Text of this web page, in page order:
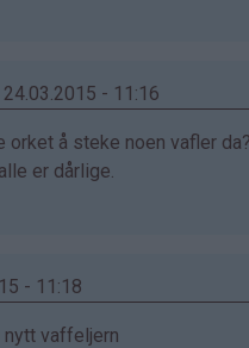
- 11:16
orket å steke noen vafler
er dårlige.
- 11:18
nytt vaffeljern